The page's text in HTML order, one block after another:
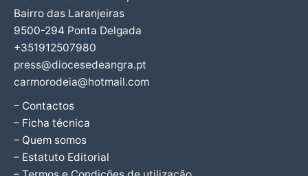
Bairro das Laranjeiras
9500-294 Ponta Delgada
+351912507980
press@diocesedeangra.pt
carmorodeia@hotmail.com
– Contactos
– Ficha técnica
– Quem somos
– Estatuto Editorial